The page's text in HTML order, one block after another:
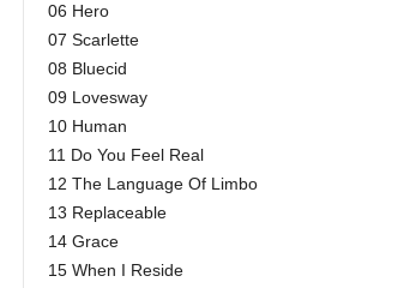
06 Hero
07 Scarlette
08 Bluecid
09 Lovesway
10 Human
11 Do You Feel Real
12 The Language Of Limbo
13 Replaceable
14 Grace
15 When I Reside